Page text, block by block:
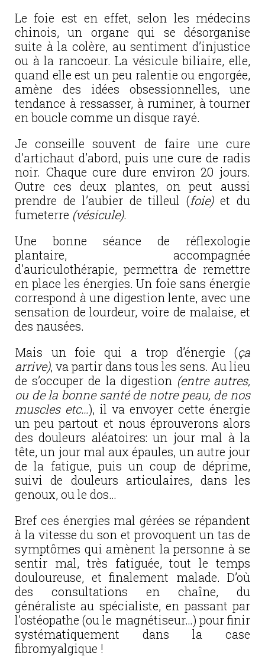
Le foie est en effet, selon les médecins
chinois, un organe qui se désorganise
suite à la colère, au sentiment d’injustice
ou à la rancoeur. La vésicule biliaire, elle,
quand elle est un peu ralentie ou engorgée,
amène des idées obsessionnelles, une
tendance à ressasser, à ruminer, à tourner
en boucle comme un disque rayé.
Je conseille souvent de faire une cure
d’artichaut d’abord, puis une cure de radis
noir. Chaque cure dure environ 20 jours.
Outre ces deux plantes, on peut aussi
prendre de l’aubier de tilleul (foie)et du
fumeterre (vésicule).
Une bonne séance de réflexologie
plantaire, accompagnée
d’auriculothérapie, permettra de remettre
en place les énergies. Un foie sans énergie
correspond à une digestion lente, avec une
sensation de lourdeur, voire de malaise, et
des nausées.
Mais un foie qui a trop d’énergie (ça
arrive), va partir dans tous les sens. Au lieu
de s’occuper de la digestion (entre autres,
ou de la bonne santé de notre peau, de nos
muscles etc…), il va envoyer cette énergie
un peu partout et nous éprouverons alors
des douleurs aléatoires: un jour mal à la
tête, un jour mal aux épaules, un autre jour
de la fatigue, puis un coup de déprime,
suivi de douleurs articulaires, dans les
genoux, ou le dos…
Bref ces énergies mal gérées se répandent
à la vitesse du son et provoquent un tas de
symptômes qui amènent la personne à se
sentir mal, très fatiguée, tout le temps
douloureuse, et finalement malade. D’où
des consultations en chaîne, du
généraliste au spécialiste, en passant par
l’ostéopathe (ou le magnétiseur…) pour finir
systématiquement dans la case
fibromyalgique !